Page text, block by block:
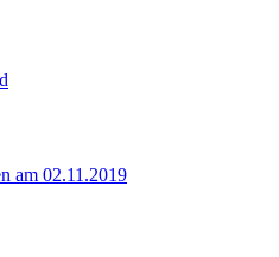
am 02.11.2019